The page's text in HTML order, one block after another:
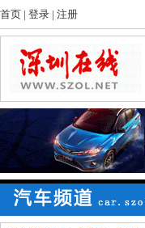
首页 | 登录 | 注册